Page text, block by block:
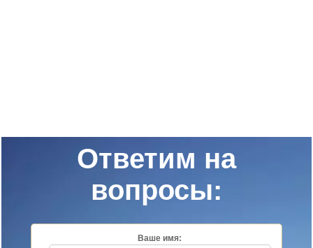
Ответим на
вопросы:
Ваше имя: